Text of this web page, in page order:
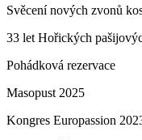
Svěcení nových zvonů
33 let Hořických
Pohádková rezervace
Masopust 2025
Kongres Europassion